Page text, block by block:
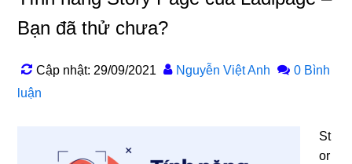
Bạn đã thử chưa?
Cập nhật: 29/09/2021 Nguyễn Việt Anh
0 Bình
luận
St
or